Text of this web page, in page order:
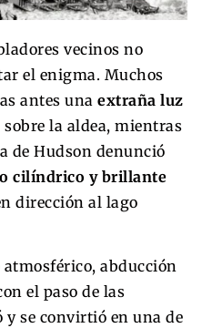
vecinos no
el enigma. Muchos
antes una extraña luz
sobre la aldea, mientras
de Hudson denunció
cilíndrico y brillante
dirección al lago
abducción
el paso de las
y se convirtió en una de